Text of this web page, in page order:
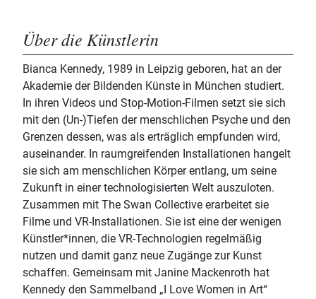
Über die Künstlerin
Bianca Kennedy, 1989 in Leipzig geboren, hat an der
Akademie der Bildenden Künste in München studiert.
In ihren Videos und Stop-Motion-Filmen setzt sie sich
mit den (Un-)Tiefen der menschlichen Psyche und den
Grenzen dessen, was als erträglich empfunden wird,
auseinander. In raumgreifenden Installationen hangelt
sie sich am menschlichen Körper entlang, um seine
Zukunft in einer technologisierten Welt auszuloten.
Zusammen mit The Swan Collective erarbeitet sie
Filme und VR-Installationen. Sie ist eine der wenigen
Künstler*innen, die VR-Technologien regelmäßig
nutzen und damit ganz neue Zugänge zur Kunst
schaffen. Gemeinsam mit Janine Mackenroth hat
Kennedy den Sammelband „I Love Women in Art“